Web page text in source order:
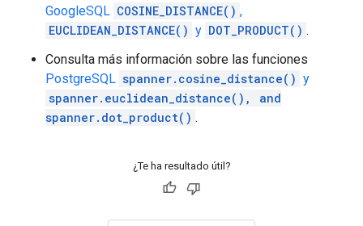
GoogleSQL COSINE_DISTANCE() ,
EUCLIDEAN_DISTANCE() y DOT_PRODUCT() .
Consulta más información sobre las funciones
PostgreSQL spanner.cosine_distance() y
spanner.euclidean_distance(), and
spanner.dot_product() .
¿Te ha resultado útil?